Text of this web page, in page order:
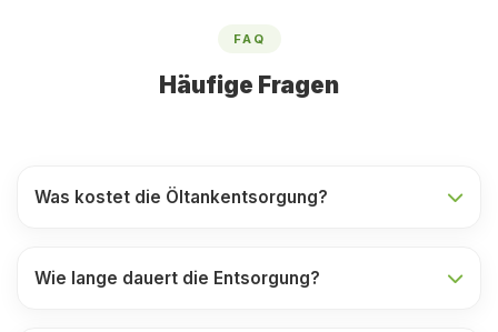
FAQ
Häufige Fragen
Was kostet die Öltankentsorgung?
Wie lange dauert die Entsorgung?